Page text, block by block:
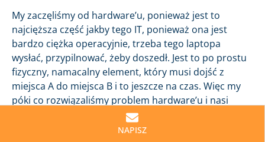
NAPISZ
My zaczęliśmy od hardware’u, ponieważ jest to
najcięższa część jakby tego IT, ponieważ ona jest
bardzo ciężka operacyjnie, trzeba tego laptopa
wysłać, przypilnować, żeby doszedł. Jest to po prostu
fizyczny, namacalny element, który musi dojść z
miejsca A do miejsca B i to jeszcze na czas. Więc my
póki co rozwiązaliśmy problem hardware’u i nasi
klienci przez kilka klików, używając naszej platformy,
są w stanie zamówić sprzęt czy odebrać sprzęt w